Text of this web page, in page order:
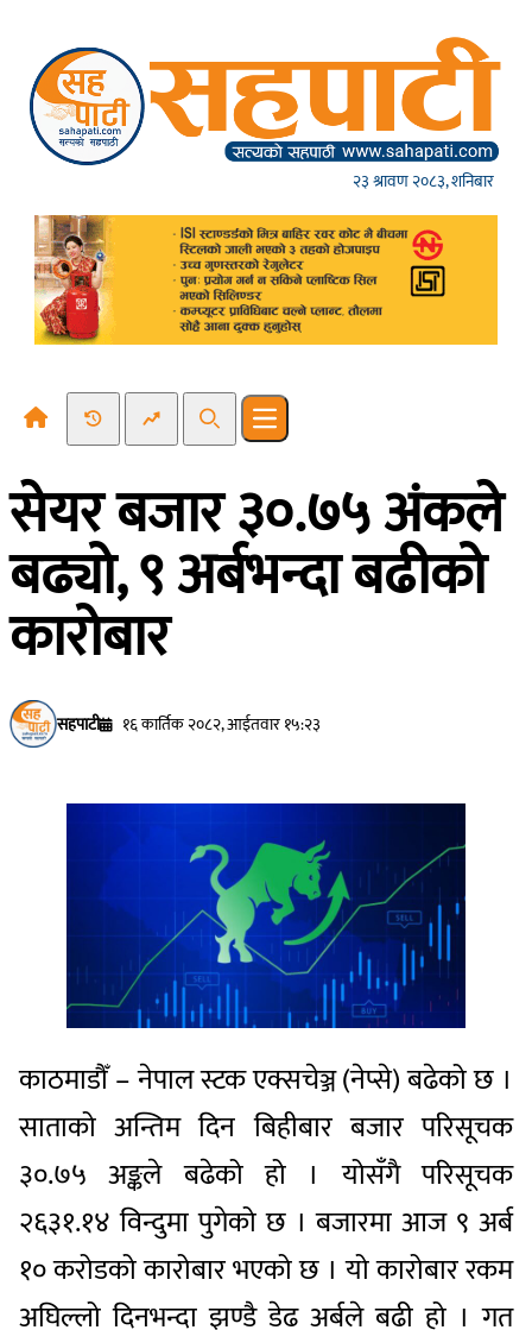
२३ श्रावण २०८३, शनिबार
Recent NewsTrending News
SearchOpen main menu
सेयर बजार ३०.७५ अंकले
बढ्यो, ९ अर्बभन्दा बढीको
कारोबार
सहपाटी १६ कार्तिक २०८२, आईतवार १५:२३
काठमाडौँ – नेपाल स्टक एक्सचेञ्ज (नेप्से) बढेको छ ।
साताको अन्तिम दिन बिहीबार बजार परिसूचक
३०.७५ अङ्कले बढेको हो । योसँगै परिसूचक
२६३१.१४ विन्दुमा पुगेको छ । बजारमा आज ९ अर्ब
१० करोडको कारोबार भएको छ । यो कारोबार रकम
अघिल्लो दिनभन्दा झण्डै डेढ अर्बले बढी हो । गत